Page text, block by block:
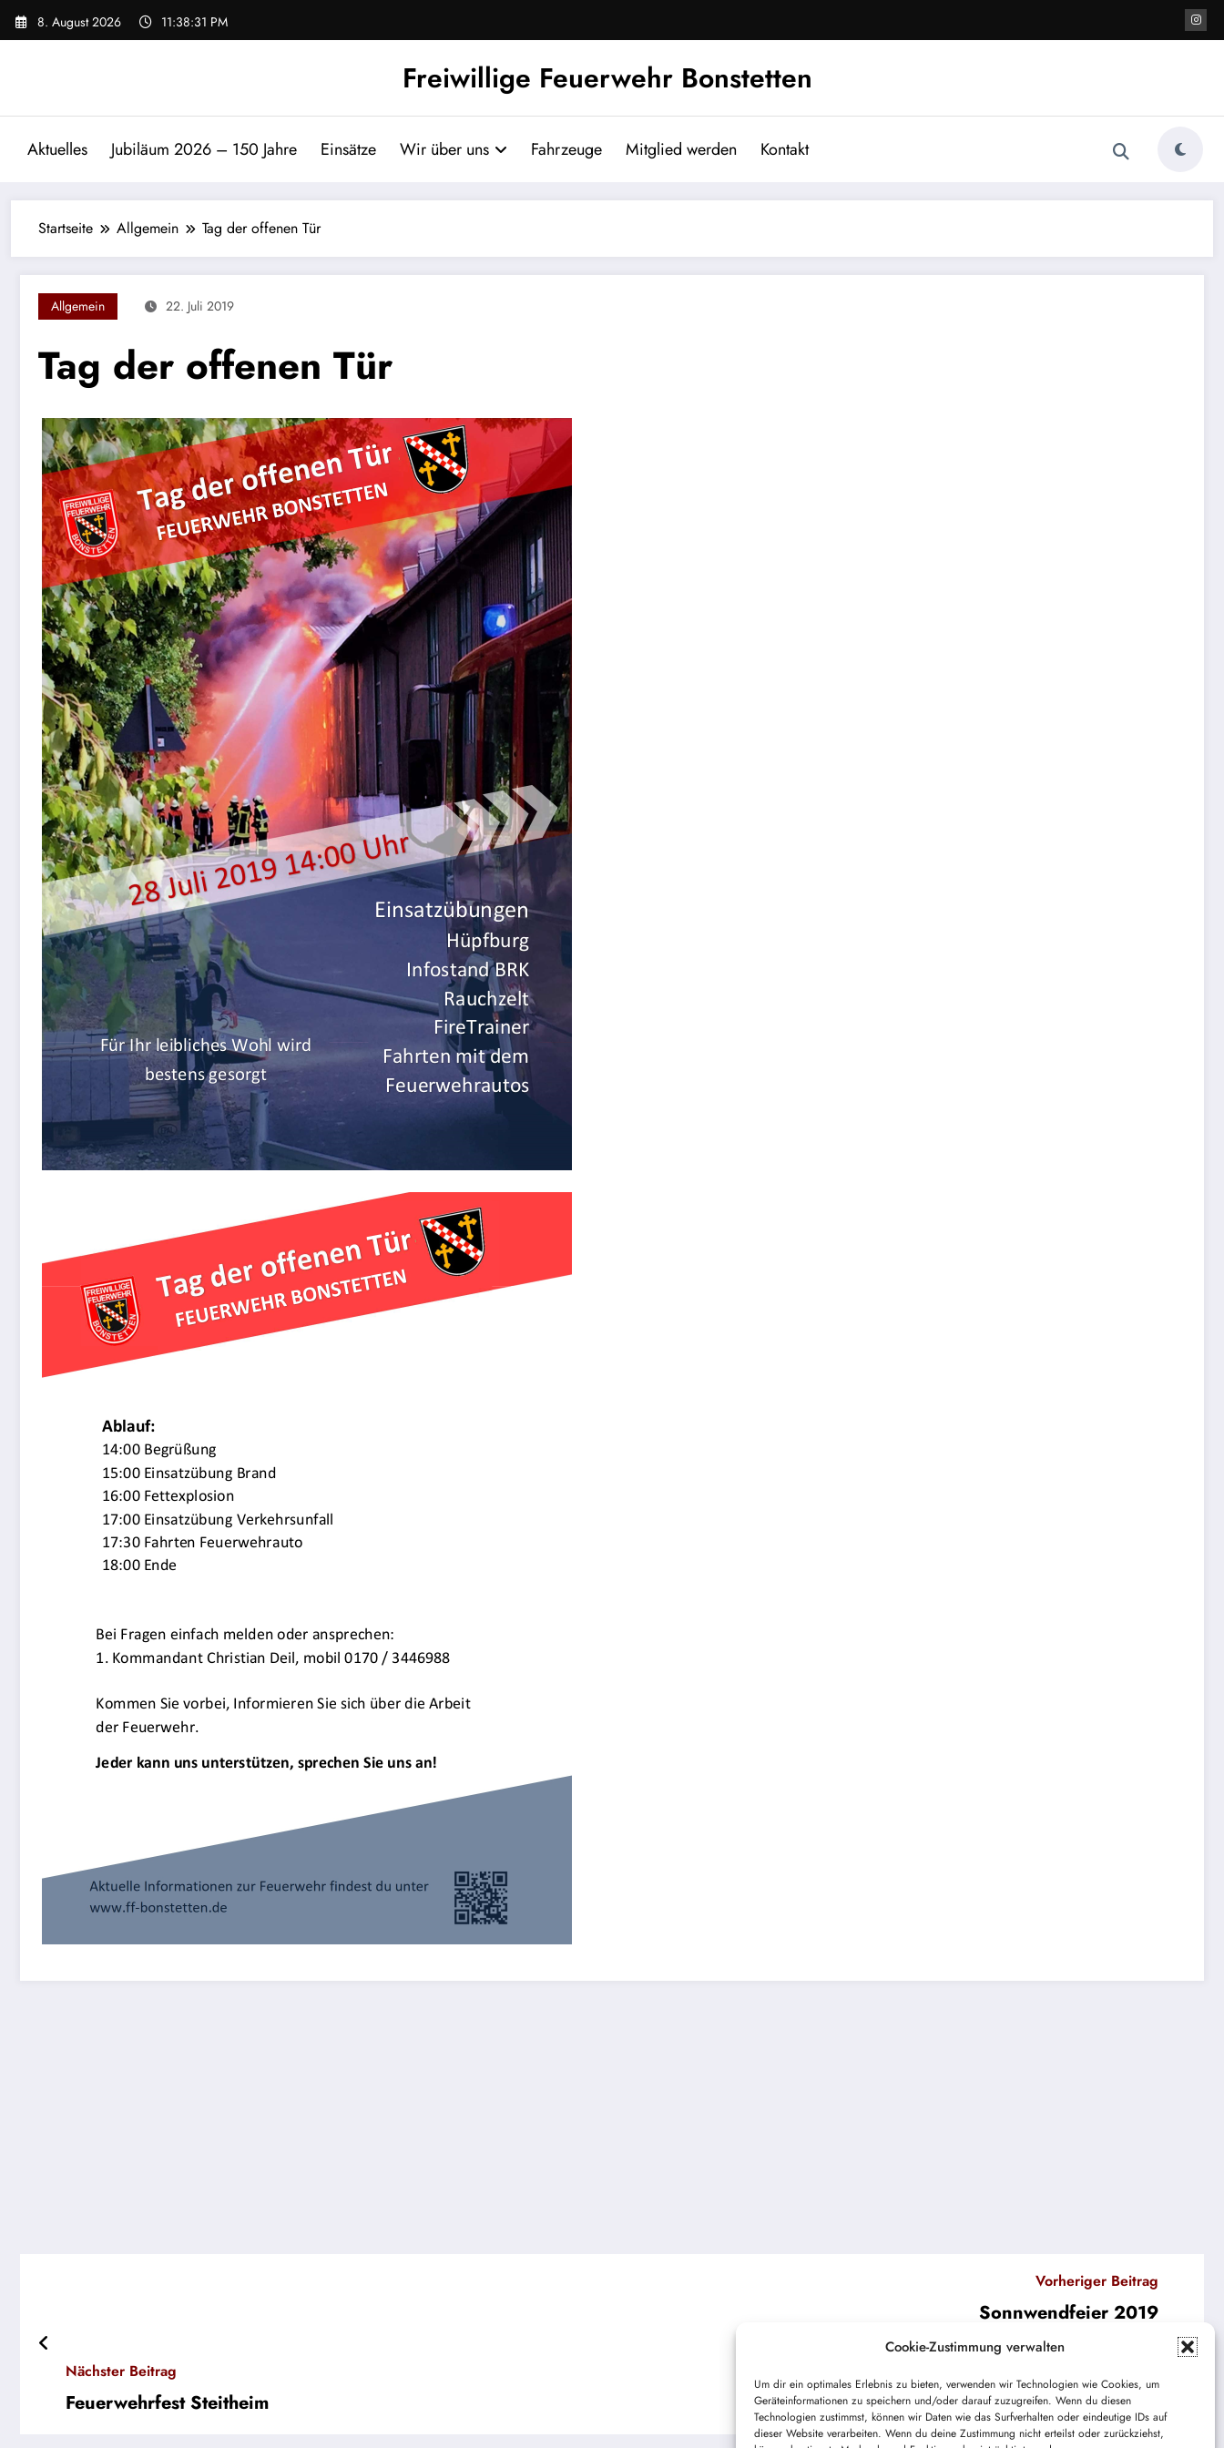
Cookie-Zustimmung verwalten
Um dir ein optimales Erlebnis zu bieten, verwenden wir Technologien wie Cookies, um
Geräteinformationen zu speichern und/oder darauf zuzugreifen. Wenn du diesen
Technologien zustimmst, können wir Daten wie das Surfverhalten oder eindeutige IDs auf
dieser Website verarbeiten. Wenn du deine Zustimmung nicht erteilst oder zurückziehst,
Zum
Inhalt
8. August 2026 11:38:31 PM
Freiwillige Feuerwehr Bonstetten
Aktuelles Jubiläum 2026 – 150 Jahre Einsätze Wir über uns Fahrzeuge Mitglied werden Kontakt
Startseite Allgemein Tag der offenen Tür
Allgemein 22. Juli 2019
Tag der offenen Tür
Vorheriger Beitrag
Sonnwendfeier 2019
Nächster Beitrag
Feuerwehrfest Steitheim